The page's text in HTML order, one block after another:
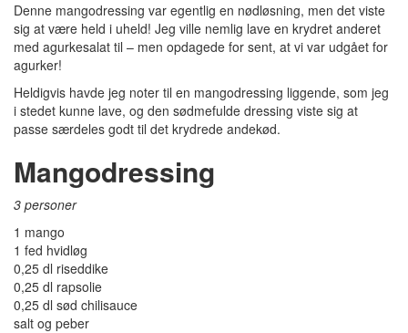
Denne mangodressing var egentlig en nødløsning, men det viste
sig at være held i uheld! Jeg ville nemlig lave en krydret anderet
med agurkesalat til – men opdagede for sent, at vi var udgået for
agurker!
Heldigvis havde jeg noter til en mangodressing liggende, som jeg
i stedet kunne lave, og den sødmefulde dressing viste sig at
passe særdeles godt til det krydrede andekød.
Mangodressing
3 personer
1 mango
1 fed hvidløg
0,25 dl riseddike
0,25 dl rapsolie
0,25 dl sød chilisauce
salt og peber